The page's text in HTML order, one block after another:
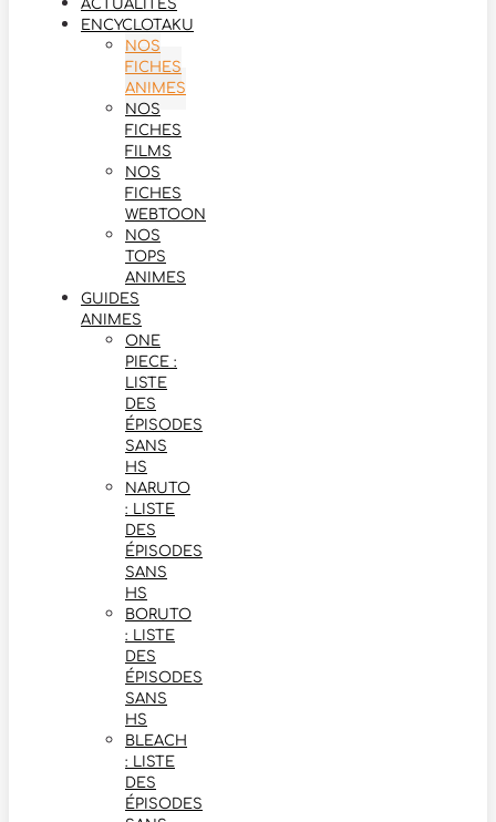
ACTUALITÉS
ENCYCLOTAKU
NOS
FICHES
ANIMES
NOS
FICHES
FILMS
NOS
FICHES
WEBTOON
NOS
TOPS
ANIMES
GUIDES
ANIMES
ONE
PIECE :
LISTE
DES
ÉPISODES
SANS
HS
NARUTO
: LISTE
DES
ÉPISODES
SANS
HS
BORUTO
: LISTE
DES
ÉPISODES
SANS
HS
BLEACH
: LISTE
DES
ÉPISODES